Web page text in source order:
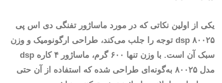
یکی از اولین نکاتی که در مورد ماساژور تفنگی دی اس پی
۸۰۰۲۵ dsp توجه را جلب می‌کند، طراحی ارگونومیک و وزن
سبک آن است. با وزن تنها ۶۰۰ گرم، ماساژور ۴ کاره dsp
مدل ۸۰۰۲۵ به‌گونه‌ای طراحی شده که استفاده از آن حتی